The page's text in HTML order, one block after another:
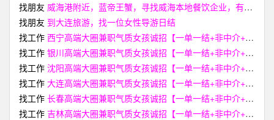
找朋友 威海港附近，蓝帝王蟹，寻找威海本地餐饮企业，有活性稍弱价格较低的蟹，欢迎联系
找朋友 到大连旅游，找一位女性导游日结
找工作 西宁高端大圈兼职气质女孩诚招【一单一结+非中介+无费用】【I34-3394-668O薇 電同号】
找工作 银川高端大圈兼职气质女孩诚招【一单一结+非中介+无费用】【I34-3394-668O薇 電同号】
找工作 沈阳高端大圈兼职气质女孩诚招【一单一结+非中介+无费用】【I34-3394-668O薇 電同号】
找工作 大连高端大圈兼职气质女孩诚招【一单一结+非中介+无费用】【I34-3394-668O薇 電同号】
找工作 长春高端大圈兼职气质女孩诚招【一单一结+非中介+无费用】【I34-3394-668O薇 電同号】
找工作 吉林高端大圈兼职气质女孩诚招【一单一结+非中介+无费用】【I34-3394-668O薇 電同号】